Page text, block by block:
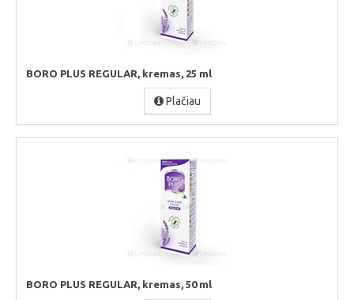
BORO PLUS REGULAR, kremas, 25 ml
Plačiau
BORO PLUS REGULAR, kremas, 50 ml